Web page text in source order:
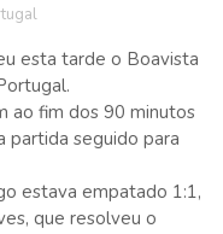
esta tarde o Boavista
ao fim dos 90 minutos
partida seguido para
estava empatado 1:1,
que resolveu o